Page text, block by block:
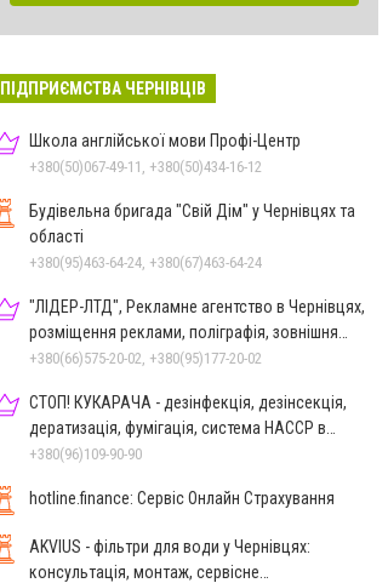
ПІДПРИЄМСТВА ЧЕРНІВЦІВ
Школа англійської мови Профі-Центр
+380(50)067-49-11, +380(50)434-16-12
Будівельна бригада "Свій Дім" у Чернівцях та
області
+380(95)463-64-24, +380(67)463-64-24
"ЛІДЕР-ЛТД", Рекламне агентство в Чернівцях,
розміщення реклами, поліграфія, зовнішня
реклама
+380(66)575-20-02, +380(95)177-20-02
СТОП! КУКАРАЧА - дезінфекція, дезінсекція,
дератизація, фумігація, система HACCP в
Чернівцях
+380(96)109-90-90
hotline.finance: Сервіс Онлайн Страхування
AKVIUS - фільтри для води у Чернівцях:
консультація, монтаж, сервісне